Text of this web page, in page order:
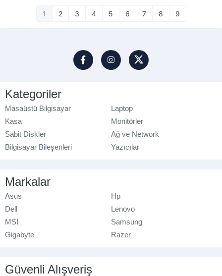
1 2 3 4 5 6 7 8 9
Kategoriler
Masaüstü Bilgisayar
Laptop
Kasa
Monitörler
Sabit Diskler
Ağ ve Network
Bilgisayar Bileşenleri
Yazıcılar
Markalar
Asus
Hp
Dell
Lenovo
MSI
Samsung
Gigabyte
Razer
Güvenli Alışveriş